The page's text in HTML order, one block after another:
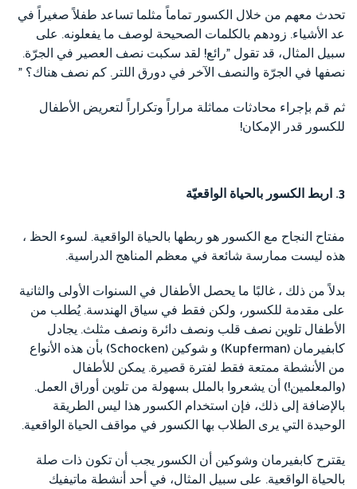
تحدث معهم من خلال الكسور تماماً مثلما تساعد طفلاً صغيراً في
عد الأشياء. زودهم بالكلمات الصحيحة لوصف ما يفعلونه. على
سبيل المثال، قد تقول "رائع! لقد سكبت نصف العصير في الجرّة.
نصفها في الجرّة والنصف الآخر في دورق اللتر. كم نصف هناك؟ "
ثم قم بإجراء محادثات مماثلة مراراً وتكراراً لتعريض الأطفال
للكسور قدر الإمكان!
3. اربط الكسور بالحياة الواقعيّة
مفتاح النجاح مع الكسور هو ربطها بالحياة الواقعية. لسوء الحظ ،
هذه ليست ممارسة شائعة في معظم المناهج الدراسية.
بدلاً من ذلك ، غالبًا ما يحصل الأطفال في السنوات الأولى والثانية
على مقدمة للكسور، ولكن فقط في سياق الهندسة. يُطلب من
الأطفال تلوين نصف قلب ونصف دائرة ونصف مثلث. يجادل
كابفيرمان (Kupferman) و شوكين (Schocken) بأن هذه الأنواع
من الأنشطة ممتعة فقط لفترة قصيرة. يمكن للأطفال
(والمعلمين!) أن يشعروا بالملل بسهولة من تلوين أوراق العمل.
بالإضافة إلى ذلك، فإن استخدام الكسور هذا ليس الطريقة
الوحيدة التي يرى الطلاب بها الكسور في مواقف الحياة الواقعية.
يقترح كابفيرمان وشوكين أن الكسور يجب أن تكون ذات صلة
بالحياة الواقعية. على سبيل المثال، في أحد أنشطة ماتيفيك